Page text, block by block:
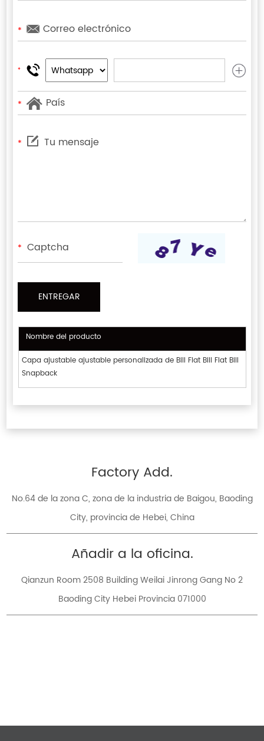
*
*
*
*
*
Nombre del producto
Capa ajustable ajustable personalizada de Bill Flat Bill Flat Bill
Snapback
Factory Add.
No.64 de la zona C, zona de la industria de Baigou, Baoding
City, provincia de Hebei, China
Añadir a la oficina.
Qianzun Room 2508 Building Weilai Jinrong Gang No 2
Baoding City Hebei Provincia 071000